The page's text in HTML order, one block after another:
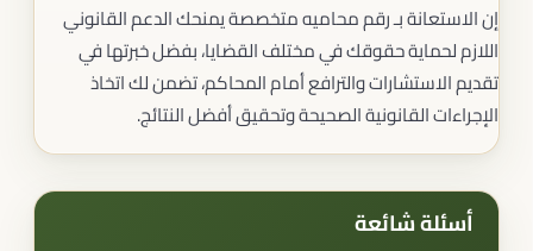
إن الاستعانة بـ رقم محاميه متخصصة يمنحك الدعم القانوني
اللازم لحماية حقوقك في مختلف القضايا، بفضل خبرتها في
تقديم الاستشارات والترافع أمام المحاكم، تضمن لك اتخاذ
الإجراءات القانونية الصحيحة وتحقيق أفضل النتائج.
أسئلة شائعة